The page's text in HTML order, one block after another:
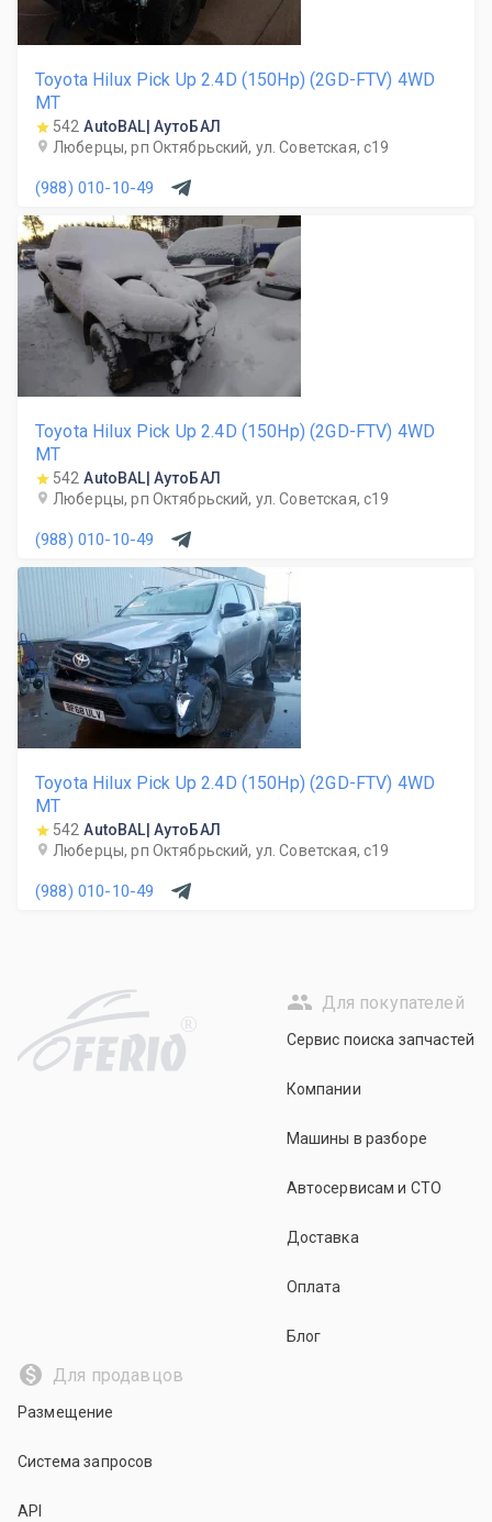
Toyota Hilux Pick Up 2.4D (150Hp) (2GD-FTV) 4WD
MT
542 AutoBAL| АутоБАЛ
Люберцы, рп Октябрьский, ул. Советская, с19
(988) 010-10-49
Toyota Hilux Pick Up 2.4D (150Hp) (2GD-FTV) 4WD
MT
542 AutoBAL| АутоБАЛ
Люберцы, рп Октябрьский, ул. Советская, с19
(988) 010-10-49
Toyota Hilux Pick Up 2.4D (150Hp) (2GD-FTV) 4WD
MT
542 AutoBAL| АутоБАЛ
Люберцы, рп Октябрьский, ул. Советская, с19
(988) 010-10-49
R
Для покупателей
Сервис поиска запчастей
Компании
Машины в разборе
Автосервисам и СТО
Доставка
Оплата
Блог
Для продавцов
Размещение
Система запросов
API